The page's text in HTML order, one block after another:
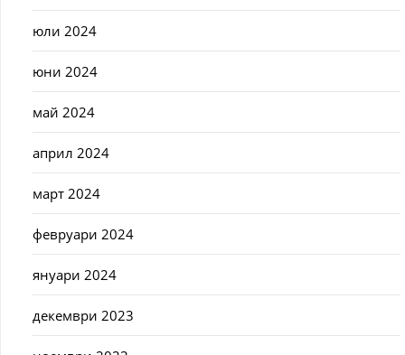
юли 2024
юни 2024
май 2024
април 2024
март 2024
февруари 2024
януари 2024
декември 2023